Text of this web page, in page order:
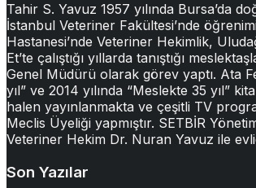
Tahir S. Yavuz 1957 yılında Bursa’da
İstanbul Veteriner Fakültesi’nde
Hastanesi’nde Veteriner Hekimlik,
Et’te çalıştığı yıllarda tanıştığı
Genel Müdürü olarak görev yaptı. Ata
yıl” ve 2014 yılında “Meslekte 35 yıl”
halen yayınlanmakta ve çeşitli TV
Meclis Üyeliği yapmıştır. SETBİR
Veteriner Hekim Dr. Nuran Yavuz ile
Son Yazılar